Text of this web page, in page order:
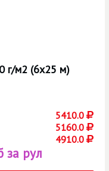
г/м2 (6х25 м)
5410.0
5160.0
4910.0
за рул